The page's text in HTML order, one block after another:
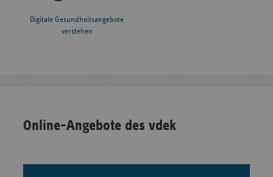
Digitale Gesundheitsangebote
verstehen
Online-Angebote des vdek